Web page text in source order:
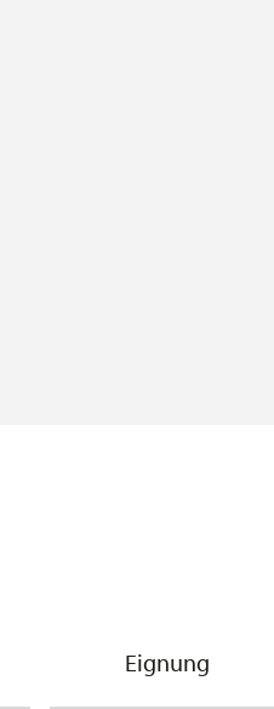
Eignung